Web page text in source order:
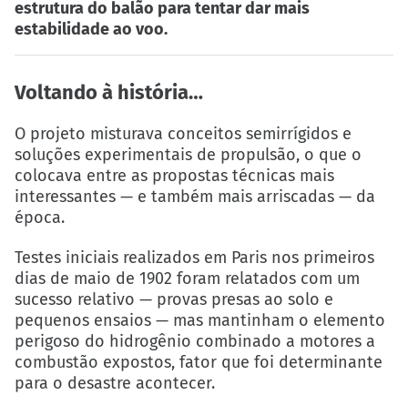
estrutura do balão para tentar dar mais
estabilidade ao voo.
Voltando à história…
O projeto misturava conceitos semirrígidos e
soluções experimentais de propulsão, o que o
colocava entre as propostas técnicas mais
interessantes — e também mais arriscadas — da
época.
Testes iniciais realizados em Paris nos primeiros
dias de maio de 1902 foram relatados com um
sucesso relativo — provas presas ao solo e
pequenos ensaios — mas mantinham o elemento
perigoso do hidrogênio combinado a motores a
combustão expostos, fator que foi determinante
para o desastre acontecer.